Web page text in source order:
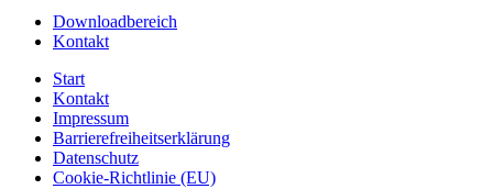
Downloadbereich
Kontakt
Start
Kontakt
Impressum
Barrierefreiheitserklärung
Datenschutz
Cookie-Richtlinie (EU)